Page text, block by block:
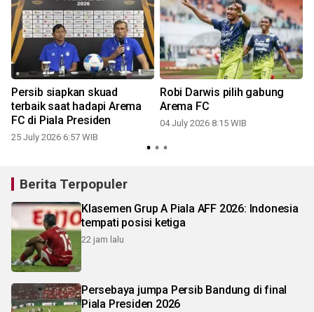
Persib siapkan skuad
terbaik saat hadapi Arema
FC di Piala Presiden
25 July 2026 6:57 WIB
Robi Darwis pilih gabung
Arema FC
04 July 2026 8:15 WIB
Berita Terpopuler
Klasemen Grup A Piala AFF 2026: Indonesia
tempati posisi ketiga
22 jam lalu
Persebaya jumpa Persib Bandung di final
Piala Presiden 2026